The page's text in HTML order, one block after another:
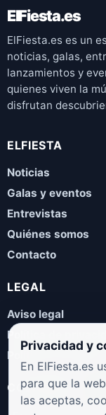
ElFiesta.es
ElFiesta.es es un
noticias, galas,
lanzamientos y
quienes viven la
disfrutan
ELFIESTA
Noticias
Galas y eventos
Entrevistas
Quiénes somos
Contacto
LEGAL
Aviso legal
Política de
Política de cookies
COLABORA
Privacidad y
En ElFiesta.es
para que la
las aceptas,